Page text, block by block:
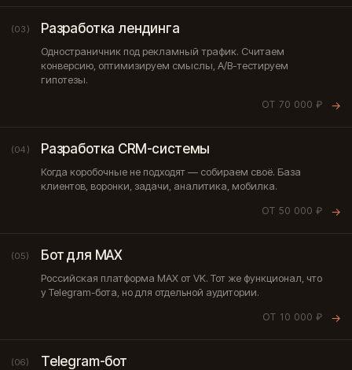
(03) Разработка лендинга
Одностраничник под рекламный трафик. Считаем
конверсию, оптимизируем смыслы, A/B-тестируем
гипотезы.
ОТ 70 000 ₽ →
(04) Разработка CRM-системы
Когда коробочные не подходят — собираем своё. База
клиентов, воронки, задачи, аналитика, мобилка.
ОТ 50 000 ₽ →
(05) Бот для MAX
Российская платформа MAX от VK. Тот же функционал, что
у Telegram-бота, но для отдельной аудитории.
ОТ 10 000 ₽ →
(06) Telegram-бот